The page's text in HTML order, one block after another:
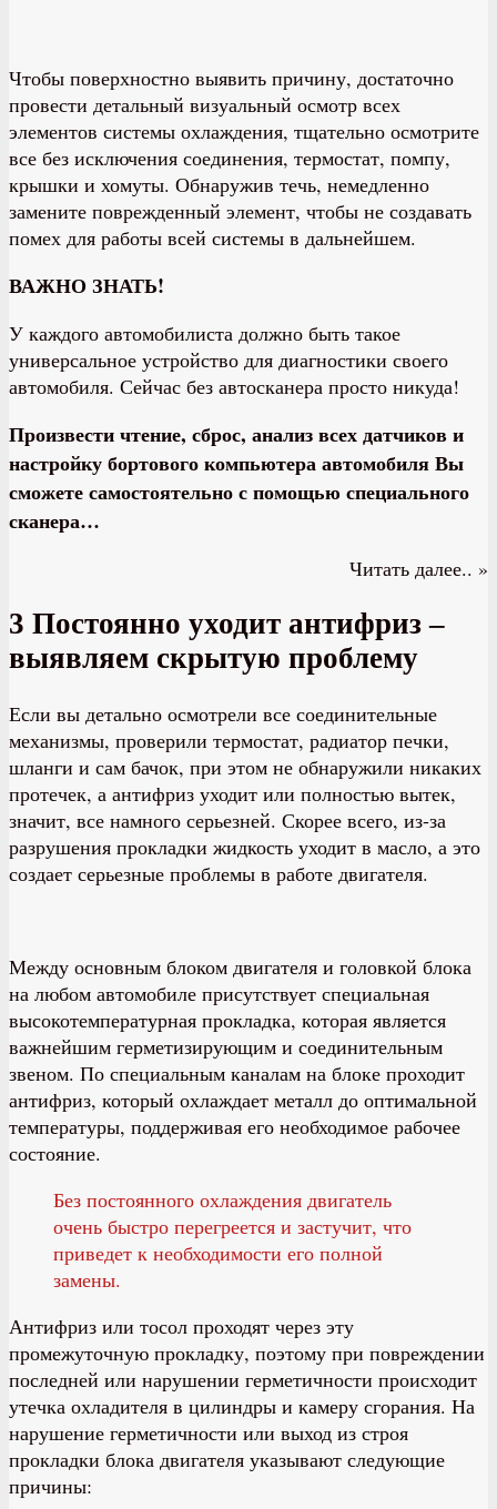
Чтобы поверхностно выявить причину, достаточно
провести детальный визуальный осмотр всех
элементов системы охлаждения, тщательно осмотрите
все без исключения соединения, термостат, помпу,
крышки и хомуты. Обнаружив течь, немедленно
замените поврежденный элемент, чтобы не создавать
помех для работы всей системы в дальнейшем.
ВАЖНО ЗНАТЬ!
У каждого автомобилиста должно быть такое
универсальное устройство для диагностики своего
автомобиля. Сейчас без автосканера просто никуда!
Произвести чтение, сброс, анализ всех датчиков и
настройку бортового компьютера автомобиля Вы
сможете самостоятельно с помощью специального
сканера…
Читать далее.. »
3 Постоянно уходит антифриз –
выявляем скрытую проблему
Если вы детально осмотрели все соединительные
механизмы, проверили термостат, радиатор печки,
шланги и сам бачок, при этом не обнаружили никаких
протечек, а антифриз уходит или полностью вытек,
значит, все намного серьезней. Скорее всего, из-за
разрушения прокладки жидкость уходит в масло, а это
создает серьезные проблемы в работе двигателя.
Между основным блоком двигателя и головкой блока
на любом автомобиле присутствует специальная
высокотемпературная прокладка, которая является
важнейшим герметизирующим и соединительным
звеном. По специальным каналам на блоке проходит
антифриз, который охлаждает металл до оптимальной
температуры, поддерживая его необходимое рабочее
состояние.
Без постоянного охлаждения двигатель
очень быстро перегреется и застучит, что
приведет к необходимости его полной
замены.
Антифриз или тосол проходят через эту
промежуточную прокладку, поэтому при повреждении
последней или нарушении герметичности происходит
утечка охладителя в цилиндры и камеру сгорания. На
нарушение герметичности или выход из строя
прокладки блока двигателя указывают следующие
причины: